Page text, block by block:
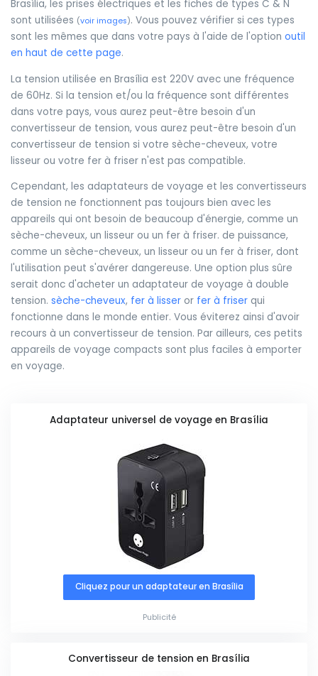
Brasília, les prises électriques et les fiches de types C & N
sont utilisées (voir images). Vous pouvez vérifier si ces types
sont les mêmes que dans votre pays à l'aide de l'option outil
en haut de cette page.
La tension utilisée en Brasília est 220V avec une fréquence
de 60Hz. Si la tension et/ou la fréquence sont différentes
dans votre pays, vous aurez peut-être besoin d'un
convertisseur de tension, vous aurez peut-être besoin d'un
convertisseur de tension si votre sèche-cheveux, votre
lisseur ou votre fer à friser n'est pas compatible.
Cependant, les adaptateurs de voyage et les convertisseurs
de tension ne fonctionnent pas toujours bien avec les
appareils qui ont besoin de beaucoup d'énergie, comme un
sèche-cheveux, un lisseur ou un fer à friser. de puissance,
comme un sèche-cheveux, un lisseur ou un fer à friser, dont
l'utilisation peut s'avérer dangereuse. Une option plus sûre
serait donc d'acheter un adaptateur de voyage à double
tension. sèche-cheveux, fer à lisser or fer à friser qui
fonctionne dans le monde entier. Vous éviterez ainsi d'avoir
recours à un convertisseur de tension. Par ailleurs, ces petits
appareils de voyage compacts sont plus faciles à emporter
en voyage.
Adaptateur universel de voyage en Brasília
Cliquez pour un adaptateur en Brasília
Publicité
Convertisseur de tension en Brasília